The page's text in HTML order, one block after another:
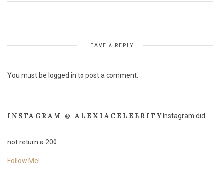
LEAVE A REPLY
You must be logged in to post a comment.
INSTAGRAM @ ALEXIACELEBRITY Instagram did
not return a 200.
Follow Me!